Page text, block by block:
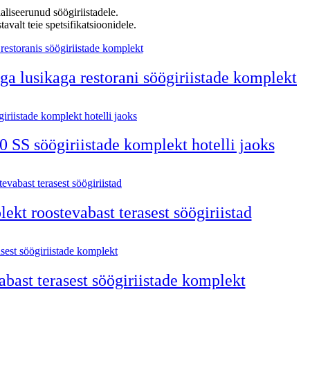
söögiriistadele.
teie spetsifikatsioonidele.
lusikaga restorani söögiriistade komplekt
SS söögiriistade komplekt hotelli jaoks
roostevabast terasest söögiriistad
terasest söögiriistade komplekt